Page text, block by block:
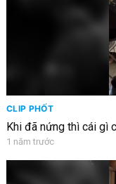
CLIP PHỐT
Khi đã nứng thì cái gì
1 năm trước